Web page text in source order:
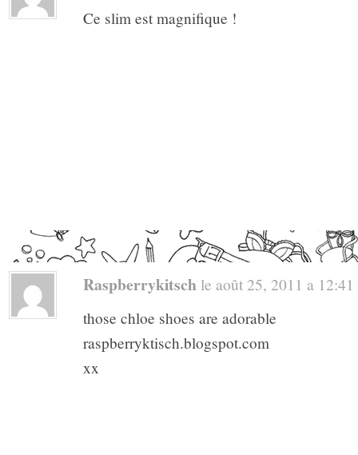
Ce slim est magnifique !
Raspberrykitsch le août 25, 2011 a 12:41
those chloe shoes are adorable
raspberryktisch.blogspot.com
xx